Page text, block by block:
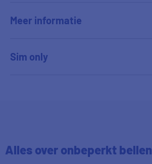
Meer informatie
Sim only
Alles over onbeperkt bellen